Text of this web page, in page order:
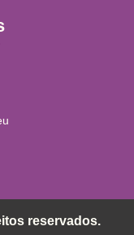
reservados.